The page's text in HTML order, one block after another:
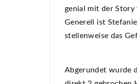
genial mit der
Generell ist
stellenweise das
Abgerundet wurde